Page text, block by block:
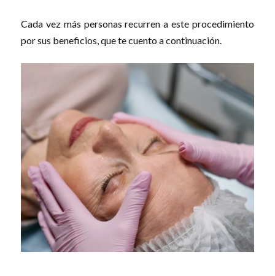
Cada vez más personas recurren a este procedimiento
por sus beneficios, que te cuento a continuación.